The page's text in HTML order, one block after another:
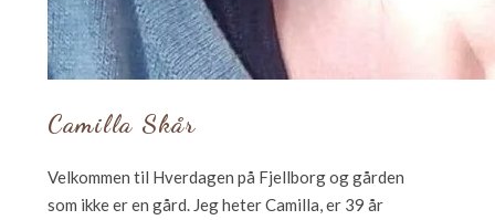
Camilla Skår
Velkommen til Hverdagen på Fjellborg og gården
som ikke er en gård. Jeg heter Camilla, er 39 år